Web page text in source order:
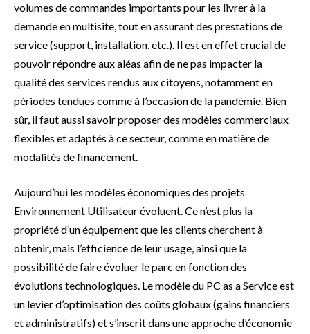
volumes de commandes importants pour les livrer à la
demande en multisite, tout en assurant des prestations de
service (support, installation, etc.). Il est en effet crucial de
pouvoir répondre aux aléas afin de ne pas impacter la
qualité des services rendus aux citoyens, notamment en
périodes tendues comme à l’occasion de la pandémie. Bien
sûr, il faut aussi savoir proposer des modèles commerciaux
flexibles et adaptés à ce secteur, comme en matière de
modalités de financement.
Aujourd’hui les modèles économiques des projets
Environnement Utilisateur évoluent. Ce n’est plus la
propriété d’un équipement que les clients cherchent à
obtenir, mais l’efficience de leur usage, ainsi que la
possibilité de faire évoluer le parc en fonction des
évolutions technologiques. Le modèle du PC as a Service est
un levier d’optimisation des coûts globaux (gains financiers
et administratifs) et s’inscrit dans une approche d’économie